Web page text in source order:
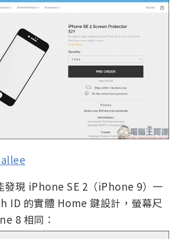
發現 iPhone SE 2（iPhone 9）一
ID 的實體 Home 鍵設計，螢幕尺
8 相同：